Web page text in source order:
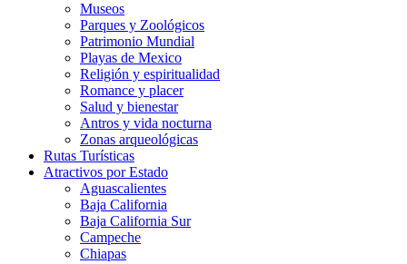
Museos
Parques y Zoológicos
Patrimonio Mundial
Playas de Mexico
Religión y espiritualidad
Romance y placer
Salud y bienestar
Antros y vida nocturna
Zonas arqueológicas
Rutas Turísticas
Atractivos por Estado
Aguascalientes
Baja California
Baja California Sur
Campeche
Chiapas